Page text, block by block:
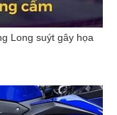
Long suýt gây họa